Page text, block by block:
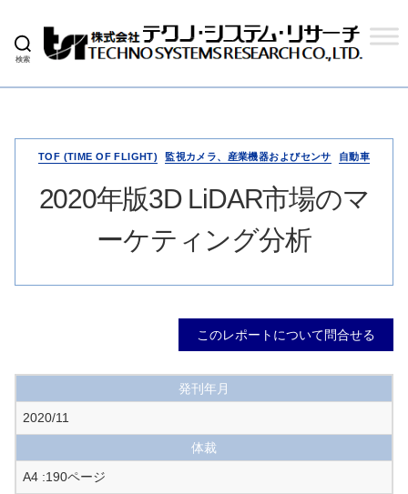
検索
式
テ
ク
シ
ム
リ
ー
TOF (TIME OF FLIGHT) 監視カメラ、産業機器およびセンサ 自動車
2020年版3D LiDAR市場のマ
ーケティング分析
このレポートについて問合せる
発刊年月
2020/11
体裁
A4 :190ページ